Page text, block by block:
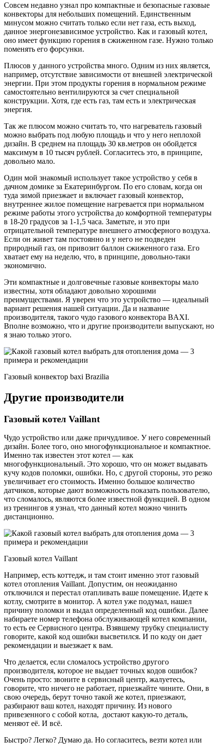
Совсем недавно узнал про компактные и безопасные газовые
конвекторы для небольших помещений. Единственным
минусом можно считать только если нет газа, есть выход,
данное энергонезависимое устройство. Как и газовый котел,
оно имеет функцию горения в сжиженном газе. Нужно только
поменять его форсунки.
Плюсов у данного устройства много. Одним из них является,
например, отсутствие зависимости от внешней электрической
энергии. При этом продукты горения в нормальном режиме
самостоятельно вентилируются за счет специальной
конструкции. Хотя, где есть газ, там есть и электрическая
энергия.
Так же плюсом можно считать то, что нагреватель газовый
можно выбрать под любую площадь и что у него неплохой
дизайн. В среднем на площадь 30 кв.метров он обойдется
максимум в 10 тысяч рублей. Согласитесь это, в принципе,
довольно мало.
Один мой знакомый использует такое устройство у себя в
дачном домике за Екатеринбургом. По его словам, когда он
туда зимой приезжает и включает газовый конвектор,
внутреннее жилое помещение нагревается при нормальном
режиме работы этого устройства до комфортной температуры
в 18-20 градусов за 1-1,5 часа. Заметьте, и это при
отрицательной температуре внешнего атмосферного воздуха.
Если он живет там постоянно и у него не подведен
природный газ, он привозит баллон сжиженного газа. Его
хватает ему на неделю, что, в принципе, довольно-таки
экономично.
Эти компактные и долговечные газовые конвекторы мало
известны, хотя обладают довольно хорошими
преимуществами. Я уверен что это устройство — идеальный
вариант решения нашей ситуации. Да и название
производителя, такого чудо газового конвектора BAXI.
Вполне возможно, что и другие производители выпускают, но
я знаю только этого.
Газовый конвектор baxi Brazilia
Другие производители
Газовый котел Vaillant
Чудо устройство или даже причудливое. У него современный
дизайн. Более того, оно многофункциональное и компактное.
Именно так известен этот котел — как
многофункциональный. Это хорошо, что он может выдавать
кучу кодов поломки, ошибки. Но, с другой стороны, это резко
увеличивает его стоимость. Именно большое количество
датчиков, которые дают возможность показать пользователю,
что сломалось, являются более известной функцией. В одном
из тренингов я узнал, что данный котел можно чинить
дистанционно.
Газовый котел Vaillant
Например, есть коттедж, и там стоит именно этот газовый
котел отопления Vaillant. Допустим, он неожиданно
отключился и перестал отапливать ваше помещение. Идете к
котлу, смотрите в монитор. А котел уже подумал, нашел
причину поломки и выдал определенный код ошибки. Далее
набираете номер телефона обслуживающей котел компании,
то есть ее Сервисного центра. Взявшему трубку специалисту
говорите, какой код ошибки высветился. И по коду он дает
рекомендации и выезжает к вам.
Что делается, если сломалось устройство другого
производителя, которое не выдает точных кодов ошибок?
Очень просто: звоните в сервисный центр, жалуетесь,
говорите, что ничего не работает, приезжайте чините. Они, в
свою очередь, берут точно такой же котел, приезжают,
разбирают ваш котел, находят причину. Из нового
привезенного с собой котла, достают какую-то деталь,
меняют её. И всё.
Быстро? Легко? Думаю да. Но согласитесь, везти котел или